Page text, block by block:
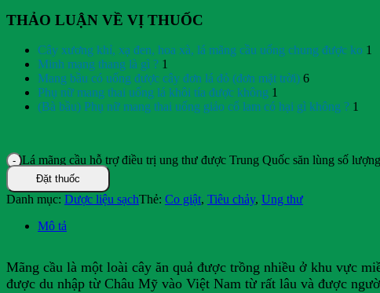
THẢO LUẬN VỀ VỊ THUỐC
Cây xương khỉ, xạ đen, hoa xà, lá mãng cầu uống chung được ko 1
Minh mạng thang là gì ? 1
Mang bầu có uống được cây đơn lá đỏ (đơn mặt trời) 6
Phụ nữ mang thai uống lá khôi tía được không 1
(Bà bầu) Phụ nữ mang thai uống giảo cổ lam có hại gì không ? 1
Lá mãng cầu hỗ trợ điều trị ung thư được Trung Quốc săn lùng số lượng
Đặt thuốc
Danh mục: Dược liệu sạchThẻ: Co giật, Tiêu chảy, Ung thư
Mô tả
Mãng cầu là một loài cây ăn quả được trồng nhiều ở khu vực
được du nhập từ Châu Mỹ vào Việt Nam từ rất lâu và được